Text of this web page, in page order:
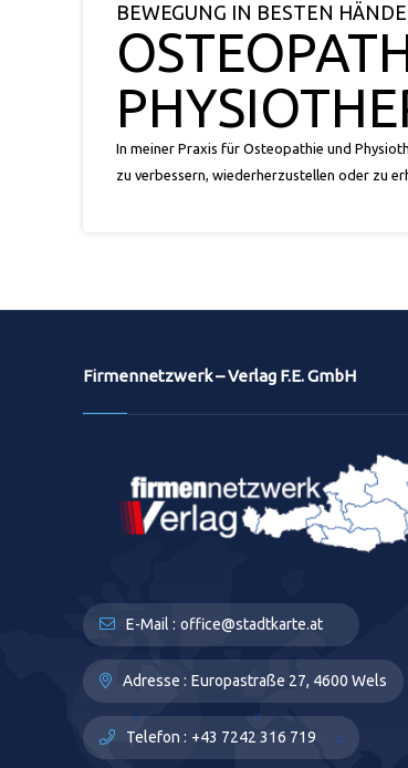
BEWEGUNG IN BESTEN
In meiner Praxis für Osteopathie und
zu verbessern, wiederherzustellen oder zu
Firmennetzwerk – Verlag F.E. GmbH
E-Mail : office@stadtkarte.at
Adresse : Europastraße 27, 4600 Wels
Telefon : +43 7242 316 719